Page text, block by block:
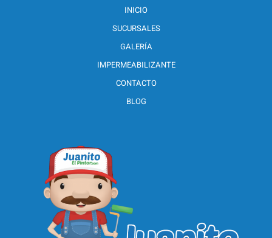
INICIO
SUCURSALES
GALERÍA
IMPERMEABILIZANTE
CONTACTO
BLOG